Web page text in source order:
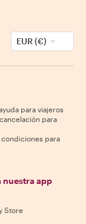
EUR (€)
para viajeros
para
condiciones para
nuestra app
Store